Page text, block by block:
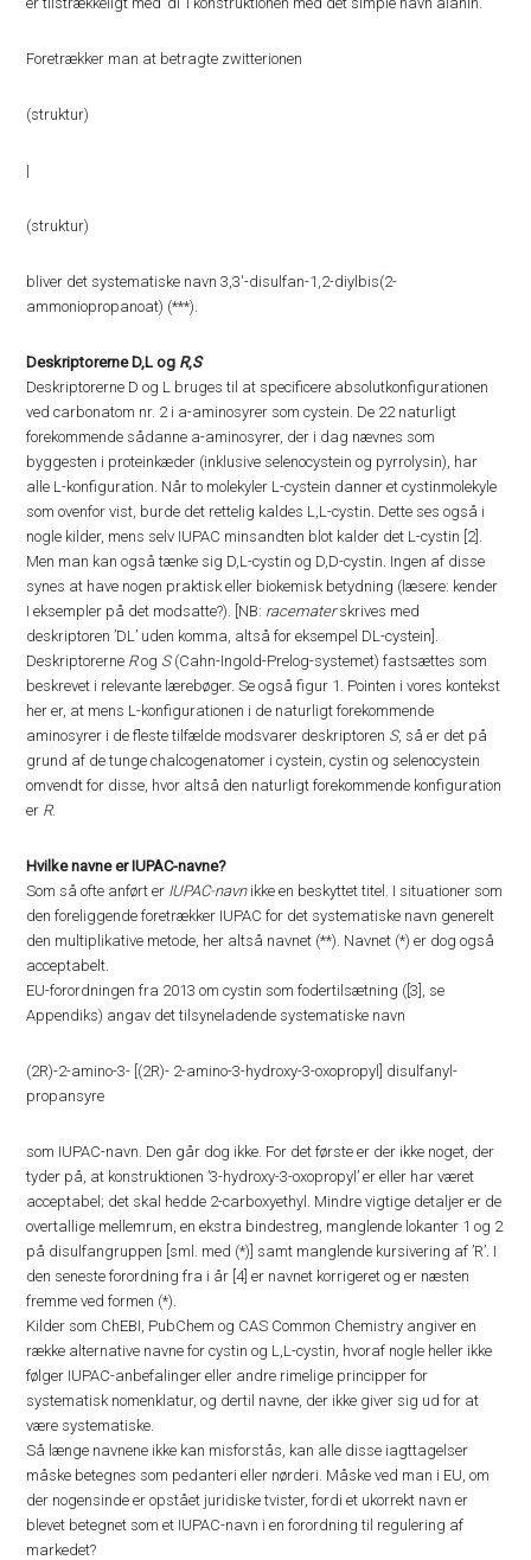
Foretrækker man at betragte zwitterionen
(struktur)
|
(struktur)
bliver det systematiske navn 3,3′-disulfan-1,2-diylbis(2-
ammoniopropanoat) (***).
Deskriptorerne D,L og R,S
Deskriptorerne D og L bruges til at specificere absolutkonfigurationen
ved carbonatom nr. 2 i a-aminosyrer som cystein. De 22 naturligt
forekommende sådanne a-aminosyrer, der i dag nævnes som
byggesten i proteinkæder (inklusive selenocystein og pyrrolysin), har
alle L-konfiguration. Når to molekyler L-cystein danner et cystinmolekyle
som ovenfor vist, burde det rettelig kaldes L,L-cystin. Dette ses også i
nogle kilder, mens selv IUPAC minsandten blot kalder det L-cystin [2].
Men man kan også tænke sig D,L-cystin og D,D-cystin. Ingen af disse
synes at have nogen praktisk eller biokemisk betydning (læsere: kender
I eksempler på det modsatte?). [NB: racematerskrives med
deskriptoren ’DL’ uden komma, altså for eksempel DL-cystein].
Deskriptorerne Rog S(Cahn-Ingold-Prelog-systemet) fastsættes som
beskrevet i relevante lærebøger. Se også figur 1. Pointen i vores kontekst
her er, at mens L-konfigurationen i de naturligt forekommende
aminosyrer i de fleste tilfælde modsvarer deskriptoren S, så er det på
grund af de tunge chalcogenatomer i cystein, cystin og selenocystein
omvendt for disse, hvor altså den naturligt forekommende konfiguration
er R.
Hvilke navne er IUPAC-navne?
Som så ofte anført er IUPAC-navnikke en beskyttet titel. I situationer som
den foreliggende foretrækker IUPAC for det systematiske navn generelt
den multiplikative metode, her altså navnet (**). Navnet (*) er dog også
acceptabelt.
EU-forordningen fra 2013 om cystin som fodertilsætning ([3], se
Appendiks) angav det tilsyneladende systematiske navn
(2R)-2-amino-3- [(2R)- 2-amino-3-hydroxy-3-oxopropyl] disulfanyl-
propansyre
som IUPAC-navn. Den går dog ikke. For det første er der ikke noget, der
tyder på, at konstruktionen ’3-hydroxy-3-oxopropyl’ er eller har været
acceptabel; det skal hedde 2-carboxyethyl. Mindre vigtige detaljer er de
overtallige mellemrum, en ekstra bindestreg, manglende lokanter 1 og 2
på disulfangruppen [sml. med (*)] samt manglende kursivering af ’R’. I
den seneste forordning fra i år [4] er navnet korrigeret og er næsten
fremme ved formen (*).
Kilder som ChEBI, PubChem og CAS Common Chemistry angiver en
række alternative navne for cystin og L,L-cystin, hvoraf nogle heller ikke
følger IUPAC-anbefalinger eller andre rimelige principper for
systematisk nomenklatur, og dertil navne, der ikke giver sig ud for at
være systematiske.
Så længe navnene ikke kan misforstås, kan alle disse iagttagelser
måske betegnes som pedanteri eller nørderi. Måske ved man i EU, om
der nogensinde er opstået juridiske tvister, fordi et ukorrekt navn er
blevet betegnet som et IUPAC-navn i en forordning til regulering af
markedet?